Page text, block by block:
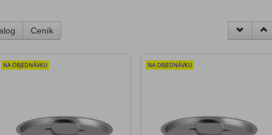
Ceník
NA OBJEDNÁVKU NA OBJEDNÁVKU